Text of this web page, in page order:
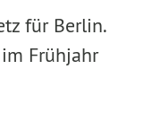
für Berlin.
Frühjahr